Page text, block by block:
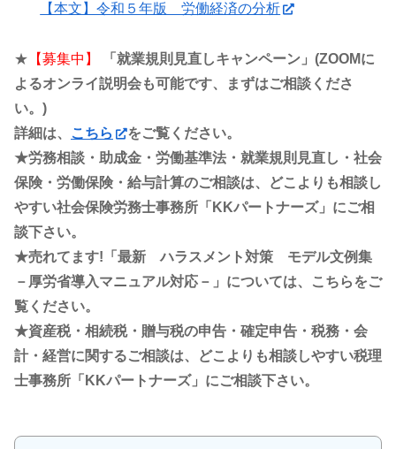
【本文】令和５年版 労働経済の分析
★ 【募集中】
「就業規則見直しキャンペーン」(ZOOMに
よるオンライ説明会も可能です、まずはご相談くださ
い。)
詳細は、
こちら
をご覧ください。
★労務相談・助成金・労働基準法・就業規則見直し・社会
保険・労働保険・給与計算のご相談は、どこよりも相談し
やすい社会保険労務士事務所「KKパートナーズ」にご相
談下さい。
★売れてます!「最新 ハラスメント対策 モデル文例集
－厚労省導入マニュアル対応－」については、こちらをご
覧ください。
★資産税・相続税・贈与税の申告・確定申告・税務・会
計・経営に関するご相談は、どこよりも相談しやすい税理
士事務所「KKパートナーズ」にご相談下さい。